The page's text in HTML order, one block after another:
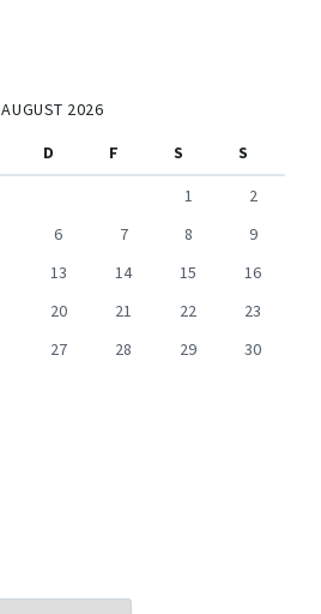
AUGUST 2026
D F S
S
1
2
6 7 8
9
13 14 15
16
20 21 22
23
27 28 29
30